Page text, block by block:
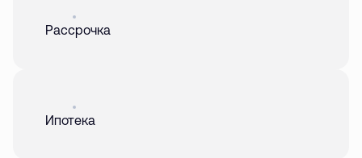
Рассрочка
Ипотека